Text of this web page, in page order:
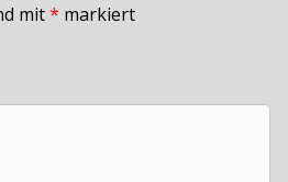
mit* markiert